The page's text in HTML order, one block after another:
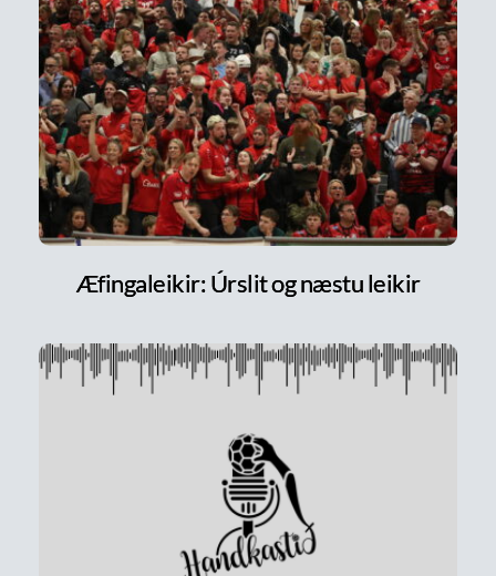
Æfingaleikir: Úrslit og næstu leikir